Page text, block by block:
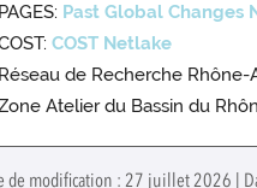
PAGES: Past Global Changes
COST Netlake
Réseau de Recherche
Atelier du Bassin du
de modification : 27 juillet 2026 |